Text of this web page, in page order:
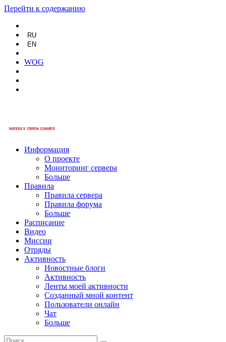
Перейти к содержанию
RU
EN
WOG
Информация
О проекте
Мониторинг сервера
Больше
Правила
Правила сервера
Правила форума
Больше
Расписание
Видео
Миссии
Отряды
Активность
Новостные блоги
Активность
Ленты моей активности
Созданный мной контент
Пользователи онлайн
Чат
Больше